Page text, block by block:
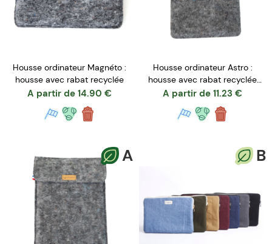
Housse ordinateur Magnéto :
housse avec rabat recyclée
A partir de 14.90 €
Housse ordinateur Astro :
housse avec rabat recyclée
avec élastique fantaisie
A partir de 11.23 €
A B